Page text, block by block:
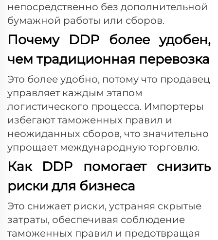
непосредственно без дополнительной
бумажной работы или сборов.
Почему DDP более удобен,
чем традиционная перевозка
Это более удобно, потому что продавец
управляет каждым этапом
логистического процесса. Импортеры
избегают таможенных правил и
неожиданных сборов, что значительно
упрощает международную торговлю.
Как DDP помогает снизить
риски для бизнеса
Это снижает риски, устраняя скрытые
затраты, обеспечивая соблюдение
таможенных правил и предотвращая